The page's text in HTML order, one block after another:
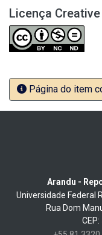
Licença
Página do item
Arandu -
Universidade Federal
Rua Dom